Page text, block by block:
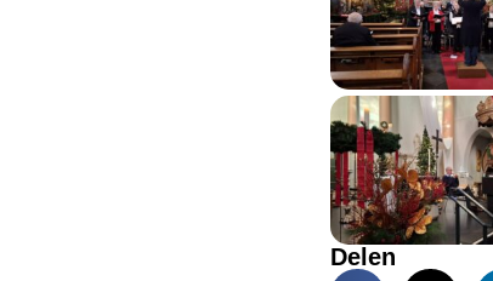
Delen